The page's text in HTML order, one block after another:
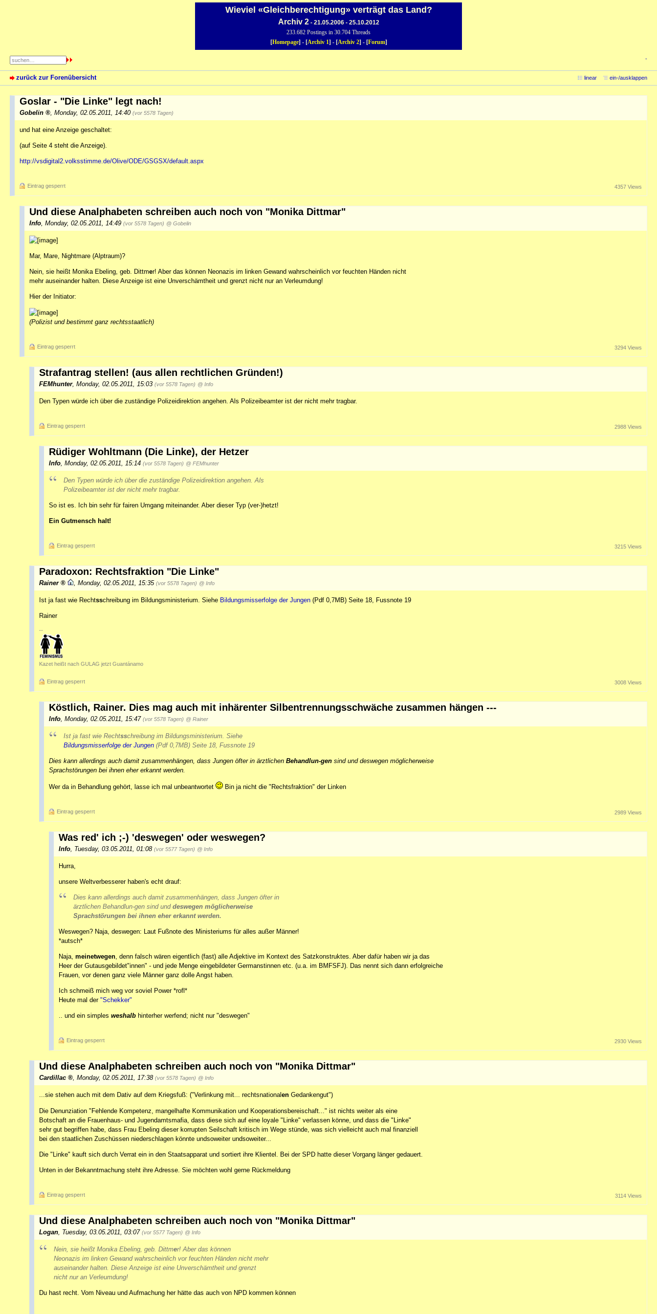
Wieviel «Gleichberechtigung» verträgt das Land?
Archiv 2- 21.05.2006 - 25.10.2012
233.682 Postings in 30.704 Threads
[Homepage] - [Archiv 1] - [Archiv 2] - [Forum]
-
zurück zur Forenübersicht linear ein-/ausklappen
Goslar - "Die Linke" legt nach!
Gobelin Monday, 02.05.2011, 14:40 (vor 5578 Tagen)
und hat eine Anzeige geschaltet:
(auf Seite 4 steht die Anzeige).
http://vsdigital2.volksstimme.de/Olive/ODE/GSGSX/default.aspx
Eintrag gesperrt 4357 Views
Und diese Analphabeten schreiben auch noch von "Monika Dittmar"
Info, Monday, 02.05.2011, 14:49 (vor 5578 Tagen) @ Gobelin
Mar, Mare, Nightmare (Alptraum)?
Nein, sie heißt Monika Ebeling, geb. Dittmer! Aber das können Neonazis im linken Gewand wahrscheinlich vor feuchten Händen nicht
mehr auseinander halten. Diese Anzeige ist eine Unverschämtheit und grenzt nicht nur an Verleumdung!
Hier der Initiator:
(Polizist und bestimmt ganz rechtsstaatlich)
Eintrag gesperrt 3294 Views
Strafantrag stellen! (aus allen rechtlichen Gründen!)
FEMhunter, Monday, 02.05.2011, 15:03 (vor 5578 Tagen) @ Info
Den Typen würde ich über die zuständige Polizeidirektion angehen. Als Polizeibeamter ist der nicht mehr tragbar.
Eintrag gesperrt 2988 Views
Rüdiger Wohltmann (Die Linke), der Hetzer
Info Monday, 02.05.2011, 15:14 (vor 5578 Tagen) @ FEMhunter
Den Typen würde ich über die zuständige Polizeidirektion angehen. Als
Polizeibeamter ist der nicht mehr tragbar.
So ist es. Ich bin sehr für fairen Umgang miteinander. Aber dieser Typ (ver-)hetzt!
Ein Gutmensch halt!
Eintrag gesperrt 3215 Views
Paradoxon: Rechtsfraktion "Die Linke"
Rainer , Monday, 02.05.2011, 15:35 (vor 5578 Tagen) @ Info
Ist ja fast wie Rechtsschreibung im Bildungsministerium. Siehe Bildungsmisserfolge der Jungen (Pdf 0,7MB) Seite 18, Fussnote 19
Rainer
--
Kazet heißt nach GULAG jetzt Guantánamo
Eintrag gesperrt 3008 Views
Köstlich, Rainer. Dies mag auch mit inhärenter Silbentrennungsschwäche zusammen hängen ---
Info, Monday, 02.05.2011, 15:47 (vor 5578 Tagen) @ Rainer
Ist ja fast wie Rechtsschreibung im Bildungsministerium. Siehe
Bildungsmisserfolge der Jungen (Pdf 0,7MB) Seite 18, Fussnote 19
Dies kann allerdings auch damit zusammenhängen, dass Jungen öfter in ärztlichen Behandlun-gen sind und deswegen möglicherweise
Sprachstörungen bei ihnen eher erkannt werden.
Wer da in Behandlung gehört, lasse ich mal unbeantwortet Bin ja nicht die "Rechtsfraktion" der Linken
Eintrag gesperrt 2989 Views
Was red' ich ;-) 'deswegen' oder weswegen?
Info Tuesday, 03.05.2011, 01:08 (vor 5577 Tagen) @ Info
Hurra,
unsere Weltverbesserer haben's echt drauf:
Dies kann allerdings auch damit zusammenhängen, dass Jungen öfter in
ärztlichen Behandlun-gen sind und deswegen möglicherweise
Sprachstörungen bei ihnen eher erkannt werden.
Weswegen? Naja, deswegen: Laut Fußnote des Ministeriums für alles außer Männer!
*autsch*
Naja, meinetwegen, denn falsch wären eigentlich (fast) alle Adjektive im Kontext des Satzkonstruktes. Aber dafür haben wir ja das
Heer der Gutausgebildet"innen" - und jede Menge eingebildeter Germanstinnen etc. (u.a. im BMFSFJ). Das nennt sich dann erfolgreiche
Frauen, vor denen ganz viele Männer ganz dolle Angst haben.
Ich schmeiß mich weg vor soviel Power *rofl*
Heute mal der "Schekker"
.. und ein simples weshalb hinterher werfend; nicht nur "deswegen"
Eintrag gesperrt 2930 Views
Und diese Analphabeten schreiben auch noch von "Monika Dittmar"
Cardillac , Monday, 02.05.2011, 17:38 (vor 5578 Tagen) @ Info
...sie stehen auch mit dem Dativ auf dem Kriegsfuß: ("Verlinkung mit... rechtsnationalen Gedankengut")
Die Denunziation "Fehlende Kompetenz, mangelhafte Kommunikation und Kooperationsbereischaft..." ist nichts weiter als eine
Botschaft an die Frauenhaus- und Jugendamtsmafia, dass diese sich auf eine loyale "Linke" verlassen könne, und dass die "Linke"
sehr gut begriffen habe, dass Frau Ebeling dieser korrupten Seilschaft kritisch im Wege stünde, was sich vielleicht auch mal finanziell
bei den staatlichen Zuschüssen niederschlagen könnte undsoweiter undsoweiter...
Die "Linke" kauft sich durch Verrat ein in den Staatsapparat und sortiert ihre Klientel. Bei der SPD hatte dieser Vorgang länger gedauert.
Unten in der Bekanntmachung steht ihre Adresse. Sie möchten wohl gerne Rückmeldung
Eintrag gesperrt 3114 Views
Und diese Analphabeten schreiben auch noch von "Monika Dittmar"
Logan Tuesday, 03.05.2011, 03:07 (vor 5577 Tagen) @ Info
Nein, sie heißt Monika Ebeling, geb. Dittmer! Aber das können
Neonazis im linken Gewand wahrscheinlich vor feuchten Händen nicht mehr
auseinander halten. Diese Anzeige ist eine Unverschämtheit und grenzt
nicht nur an Verleumdung!
Du hast recht. Vom Niveau und Aufmachung her hätte das auch von NPD kommen können